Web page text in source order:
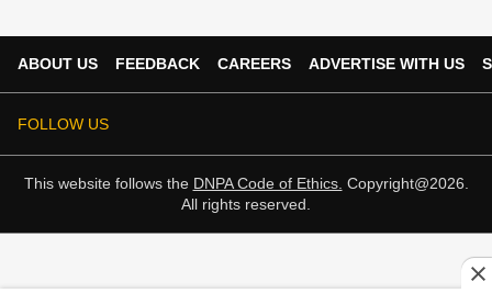
ABOUT US FEEDBACK CAREERS ADVERTISE WITH US
FOLLOW US
This website follows the DNPA Code of Ethics. Copyright@2026.
All rights reserved.